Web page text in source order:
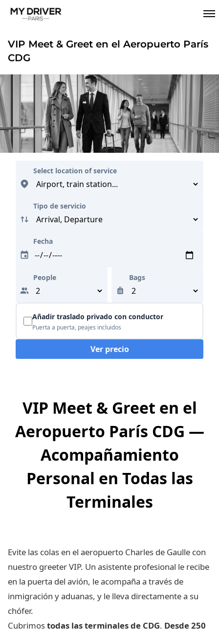
VIP Meet & Greet en el Aeropuerto París
CDG
Select location of service
Tipo de servicio
Fecha
People Bags
Añadir traslado privado con conductor
Puerta a puerta, peajes incluidos
Ver precio
VIP Meet & Greet en el
Aeropuerto París CDG —
Acompañamiento
Personal en Todas las
Terminales
Evite las colas en el aeropuerto Charles de Gaulle con
nuestro greeter VIP. Un asistente profesional le recibe
en la puerta del avión, le acompaña a través de
inmigración y aduanas, y le lleva directamente a su
chófer.
Cubrimostodas las terminales de CDG. Desde 250